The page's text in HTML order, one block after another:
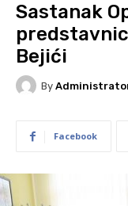
Sastanak
Bejići
By
Facebook